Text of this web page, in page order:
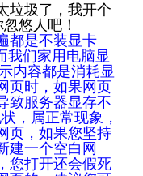
垃圾了，我开个
悠人吧！
都是不装显卡
我们家用电脑显
内容都是消耗显
页时，如果网页
致服务器显存不
，属正常现象，
页，如果您坚持
建一个空白网
您打开还会假死